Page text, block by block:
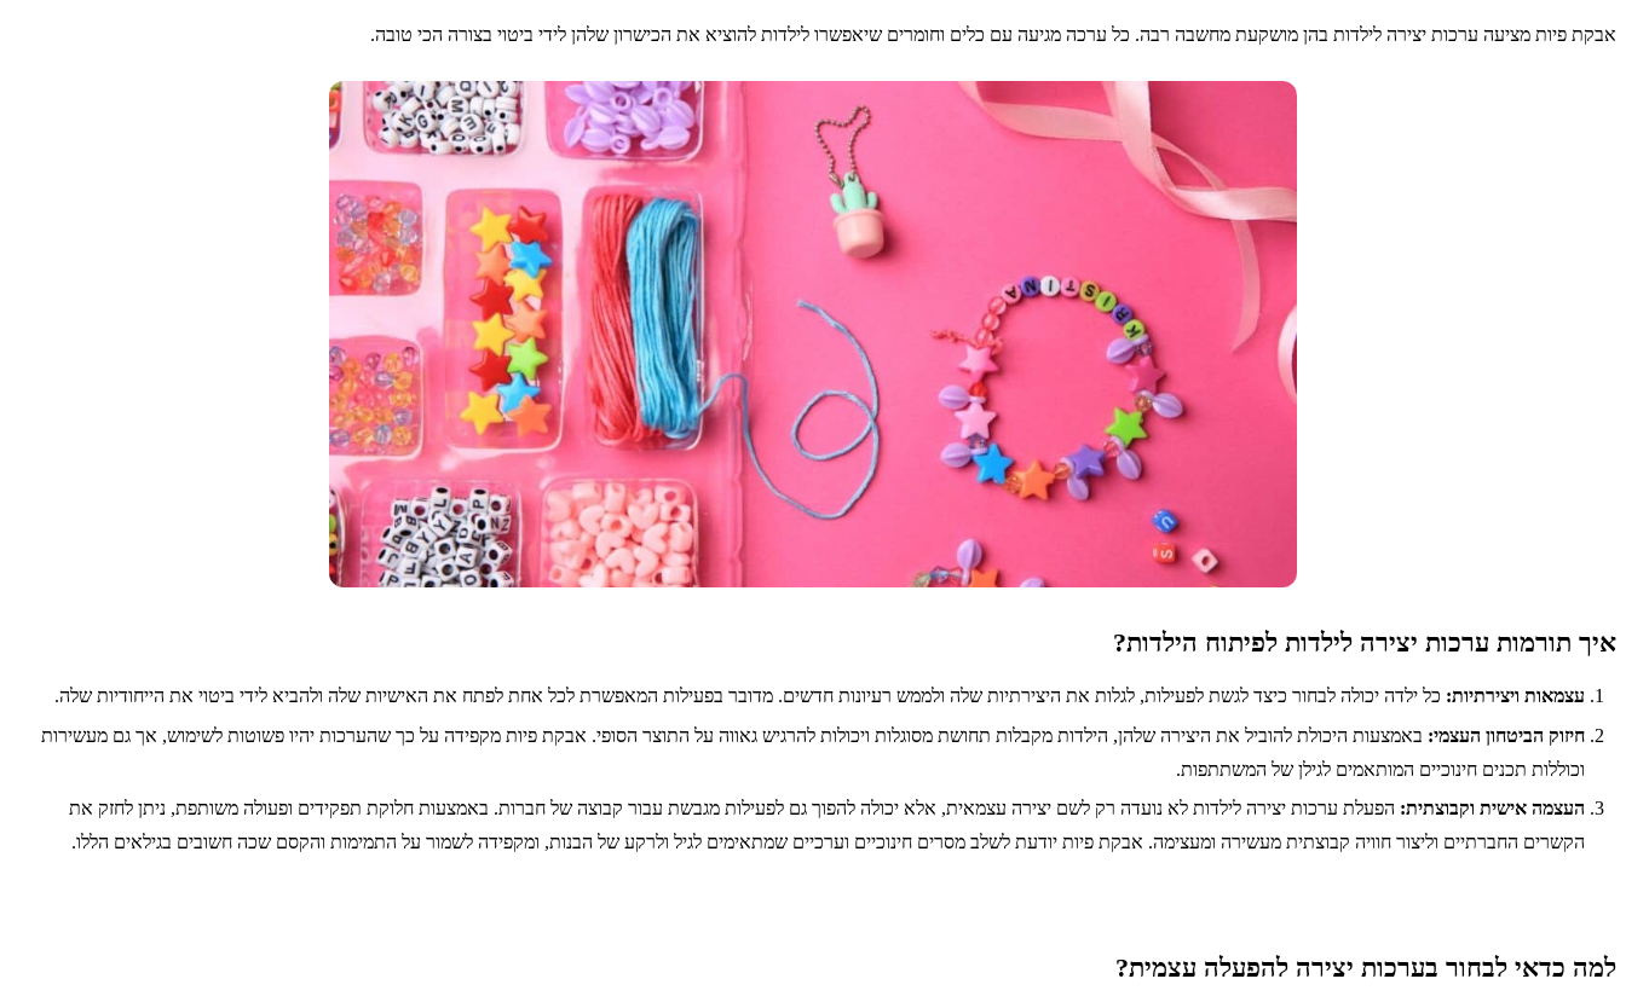
אבקת פיות מציעה ערכות יצירה לילדות בהן מושקעת מחשבה רבה. כל ערכה מגיעה עם כלים וחומרים שיאפשרו לילדות להוציא את הכישרון שלהן לידי ביטוי בצורה הכי טובה.
איך תורמות ערכות יצירה לילדות לפיתוח הילדות?
עצמאות ויצירתיות: כל ילדה יכולה לבחור כיצד לגשת לפעילות, לגלות את היצירתיות שלה ולממש רעיונות חדשים. מדובר בפעילות המאפשרת לכל אחת לפתח את האישיות שלה ולהביא לידי ביטוי את הייחודיות שלה.
חיזוק הביטחון העצמי: באמצעות היכולת להוביל את היצירה שלהן, הילדות מקבלות תחושת מסוגלות ויכולות להרגיש גאווה על התוצר הסופי. אבקת פיות מקפידה על כך שהערכות יהיו פשוטות לשימוש, אך גם מעשירות
וכוללות תכנים חינוכיים המותאמים לגילן של המשתתפות.
העצמה אישית וקבוצתית: הפעלת ערכות יצירה לילדות לא נועדה רק לשם יצירה עצמאית, אלא יכולה להפוך גם לפעילות מגבשת עבור קבוצה של חברות. באמצעות חלוקת תפקידים ופעולה משותפת, ניתן לחזק את
הקשרים החברתיים וליצור חוויה קבוצתית מעשירה ומעצימה. אבקת פיות יודעת לשלב מסרים חינוכיים וערכיים שמתאימים לגיל ולרקע של הבנות, ומקפידה לשמור על התמימות והקסם שכה חשובים בגילאים הללו.
למה כדאי לבחור בערכות יצירה להפעלה עצמית?